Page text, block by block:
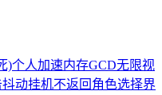
)个人加速内存GCD无限视
动挂机不返回角色选择界